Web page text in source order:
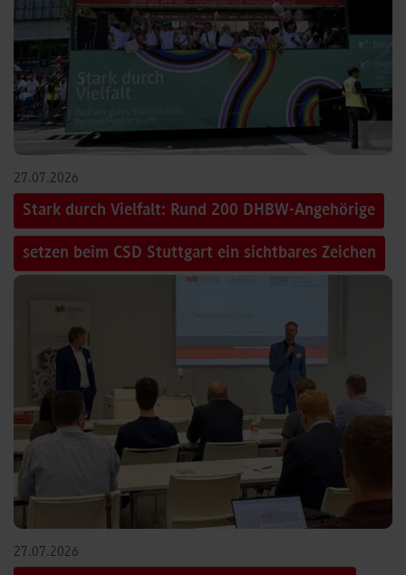
27.07.2026
Stark durch Vielfalt: Rund 200 DHBW-Angehörige
setzen beim CSD Stuttgart ein sichtbares Zeichen
27.07.2026